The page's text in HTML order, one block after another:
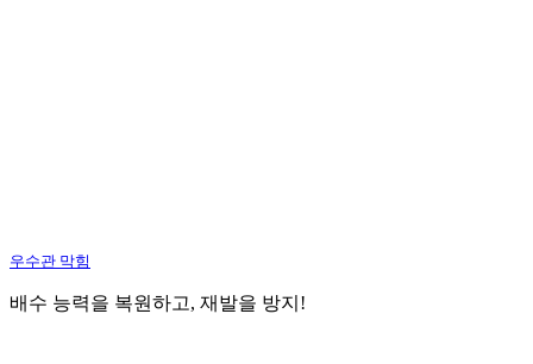
우수관 막힘
배수 능력을 복원하고, 재발을 방지!